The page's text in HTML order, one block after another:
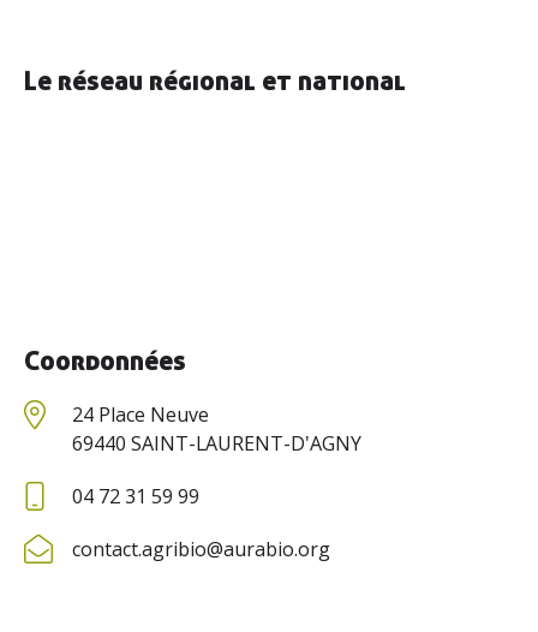
Le réseau régional et national
Coordonnées
24 Place Neuve
69440 SAINT-LAURENT-D'AGNY
04 72 31 59 99
contact.agribio@aurabio.org